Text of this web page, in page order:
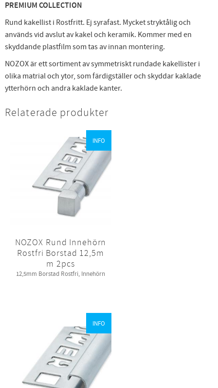
PREMIUM COLLECTION
Rund kakellist i Rostfritt. Ej syrafast. Mycket stryktålig och
används vid avslut av kakel och keramik. Kommer med en
skyddande plastfilm som tas av innan montering.
NOZOX är ett sortiment av symmetriskt rundade kakellister i
olika matrial och ytor, som färdigställer och skyddar kaklade
ytterhörn och andra kaklade kanter.
Relaterade produkter
NOZOX Rund Innehörn
Rostfri Borstad 12,5m
m 2pcs
12,5mm Borstad Rostfri, Innehörn
INFO
INFO